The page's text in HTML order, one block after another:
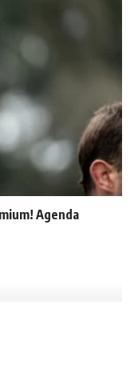
Agenda